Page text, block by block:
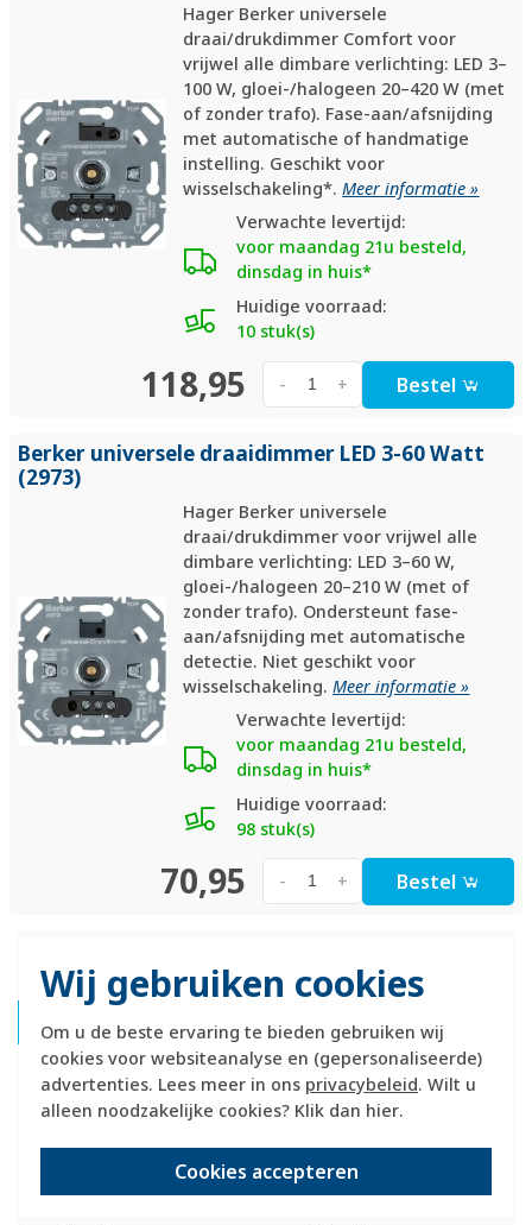
Wij gebruiken cookies
Om u de beste ervaring te bieden gebruiken wij
cookies voor websiteanalyse en (gepersonaliseerde)
advertenties. Lees meer in ons privacybeleid. Wilt u
alleen noodzakelijke cookies? Klik dan hier.
Cookies accepteren
Hager Berker universele
draai/drukdimmer Comfort voor
vrijwel alle dimbare verlichting: LED 3–
100 W, gloei-/halogeen 20–420 W (met
of zonder trafo). Fase-aan/afsnijding
met automatische of handmatige
instelling. Geschikt voor
wisselschakeling*.Meer informatie »
Verwachte levertijd:
voor maandag 21u besteld,
dinsdag in huis*
Huidige voorraad:
10 stuk(s)
118,95 +
- Bestel
Berker universele draaidimmer LED 3-60 Watt
(2973)
Hager Berker universele
draai/drukdimmer voor vrijwel alle
dimbare verlichting: LED 3–60 W,
gloei-/halogeen 20–210 W (met of
zonder trafo). Ondersteunt fase-
aan/afsnijding met automatische
detectie. Niet geschikt voor
wisselschakeling.Meer informatie »
Verwachte levertijd:
voor maandag 21u besteld,
dinsdag in huis*
Huidige voorraad:
98 stuk(s)
70,95 +
- Bestel
Productomschrijving
Hager Berker 11376089 Productdatablad
Hager Berker centraalplaat met draaiknop. Geschikt voor
dimmers met een asmaat van 4 mm. Exclusief binnenwerk
Technische specificaties